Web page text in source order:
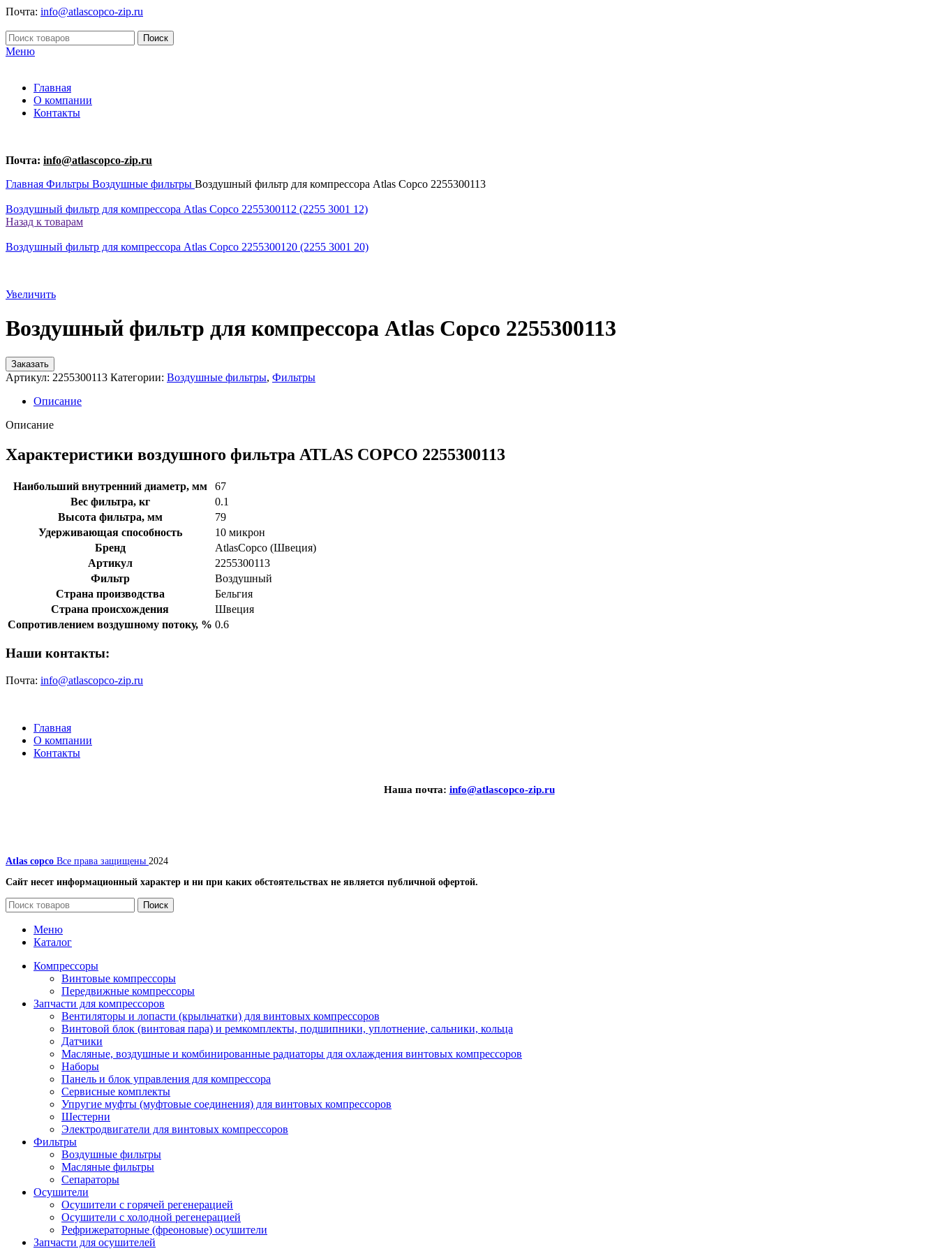
Почта: info@atlascopco-zip.ru
Поиск
Меню
Главная
О компании
Контакты
Почта: info@atlascopco-zip.ru
Главная Фильтры Воздушные фильтры Воздушный фильтр для компрессора Atlas Copco 2255300113
Воздушный фильтр для компрессора Atlas Copco 2255300112 (2255 3001 12)
Назад к товарам
Воздушный фильтр для компрессора Atlas Copco 2255300120 (2255 3001 20)
Увеличить
Воздушный фильтр для компрессора Atlas Copco 2255300113
Заказать
Артикул: 2255300113 Категории: Воздушные фильтры, Фильтры
Описание
Описание
Характеристики воздушного фильтра ATLAS COPCO 2255300113
Наибольший внутренний диаметр, мм
67
Вес фильтра, кг
0.1
Высота фильтра, мм
79
Удерживающая способность
10 микрон
Бренд
AtlasCopco (Швеция)
Артикул
2255300113
Фильтр
Воздушный
Страна производства
Бельгия
Страна происхождения
Швеция
Сопротивлением воздушному потоку, % 0.6
Наши контакты:
Почта: info@atlascopco-zip.ru
Главная
О компании
Контакты
Наша почта: info@atlascopco-zip.ru
Atlas copco Все права защищены 2024
Сайт несет информационный характер и ни при каких обстоятельствах не является публичной офертой.
Поиск
Меню
Каталог
Компрессоры
Винтовые компрессоры
Передвижные компрессоры
Запчасти для компрессоров
Вентиляторы и лопасти (крыльчатки) для винтовых компрессоров
Винтовой блок (винтовая пара) и ремкомплекты, подшипники, уплотнение, сальники, кольца
Датчики
Масляные, воздушные и комбинированные радиаторы для охлаждения винтовых компрессоров
Наборы
Панель и блок управления для компрессора
Сервисные комплекты
Упругие муфты (муфтовые соединения) для винтовых компрессоров
Шестерни
Электродвигатели для винтовых компрессоров
Фильтры
Воздушные фильтры
Масляные фильтры
Сепараторы
Осушители
Осушители с горячей регенерацией
Осушители с холодной регенерацией
Рефрижераторные (фреоновые) осушители
Запчасти для осушителей